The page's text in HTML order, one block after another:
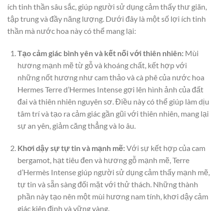
ích tinh thần sâu sắc, giúp người sử dụng cảm thấy thư giãn,
tập trung và đầy năng lượng. Dưới đây là một số lợi ích tinh
thần mà nước hoa này có thể mang lại:
Tạo cảm giác bình yên và kết nối với thiên nhiên:Mùi
hương mạnh mẽ từ gỗ và khoáng chất, kết hợp với
những nốt hương như cam thảo và cà phê của nước hoa
Hermes Terre d’Hermes Intense gợi lên hình ảnh của đất
đai và thiên nhiên nguyên sơ. Điều này có thể giúp làm dịu
tâm trí và tạo ra cảm giác gần gũi với thiên nhiên, mang lại
sự an yên, giảm căng thẳng và lo âu.
Khơi dậy sự tự tin và mạnh mẽ:Với sự kết hợp của cam
bergamot, hạt tiêu đen và hương gỗ mạnh mẽ, Terre
d’Hermès Intense giúp người sử dụng cảm thấy mạnh mẽ,
tự tin và sẵn sàng đối mặt với thử thách. Những thành
phần này tạo nên một mùi hương nam tính, khơi dậy cảm
giác kiên định và vững vàng.